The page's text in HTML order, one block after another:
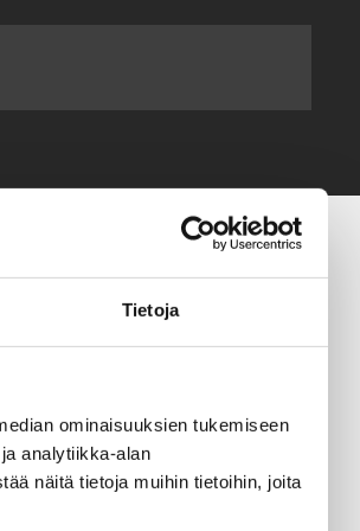
Tietoja
ominaisuuksien tukemiseen
analytiikka-alan
näitä tietoja muihin tietoihin, joita